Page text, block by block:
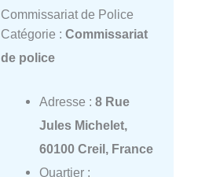
Commissariat de Police
Catégorie : Commissariat
de police
Adresse : 8 Rue
Jules Michelet,
60100 Creil, France
Quartier :